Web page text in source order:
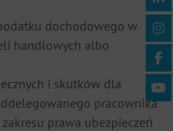
dochodowego w
handlowych albo
i skutków dla
pracownika
prawa ubezpieczeń